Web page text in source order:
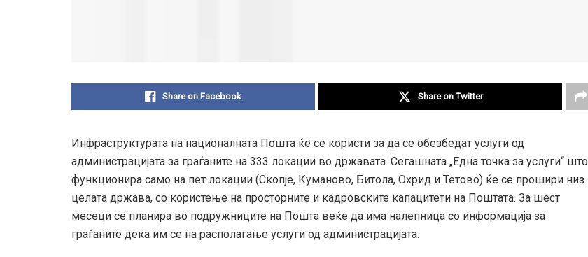
Share on Facebook Share on Twitter
Инфраструктурата на националната Пошта ќе се користи за да се обезбедат услуги од
администрацијата за граѓаните на 333 локации во државата. Сегашната „Една точка за услуги“ што
функционира само на пет локации (Скопје, Куманово, Битола, Охрид и Тетово) ќе се прошири низ
целата држава, со користење на просторните и кадровските капацитети на Поштата. За шест
месеци се планира во подружниците на Пошта веќе да има налепница со информација за
граѓаните дека им се на располагање услуги од администрацијата.